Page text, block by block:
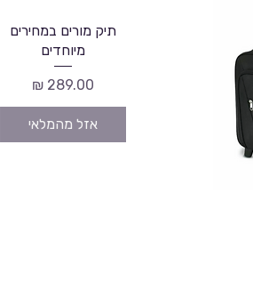
תיק מורים במחירים
מיוחדים
מחיר
אזל מהמלאי